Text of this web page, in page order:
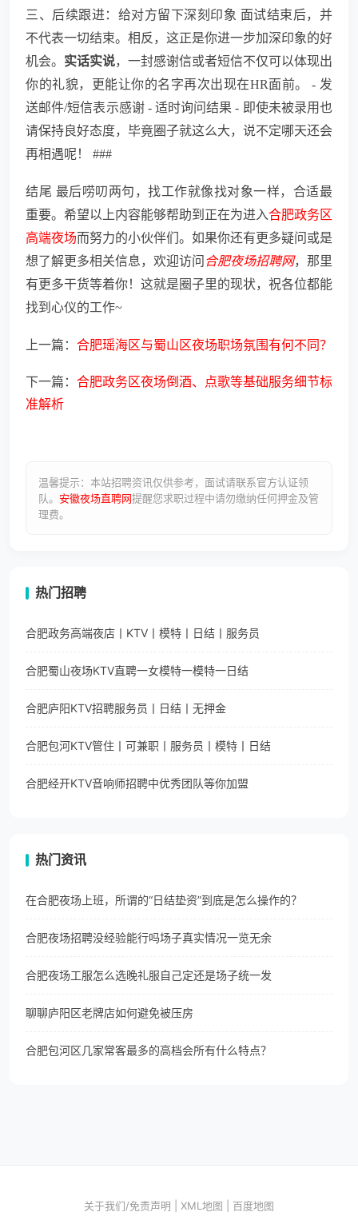
三、后续跟进：给对方留下深刻印象 面试结束后，并
不代表一切结束。相反，这正是你进一步加深印象的好
机会。 实话实说，一封感谢信或者短信不仅可以体现出
你的礼貌，更能让你的名字再次出现在HR面前。 - 发
送邮件/短信表示感谢 - 适时询问结果 - 即使未被录用也
请保持良好态度，毕竟圈子就这么大，说不定哪天还会
再相遇呢！ ###
结尾 最后唠叨两句，找工作就像找对象一样，合适最
重要。希望以上内容能够帮助到正在为进入合肥政务区
高端夜场而努力的小伙伴们。如果你还有更多疑问或是
想了解更多相关信息，欢迎访问 合肥夜场招聘网，那里
有更多干货等着你！这就是圈子里的现状，祝各位都能
找到心仪的工作~
上一篇： 合肥瑶海区与蜀山区夜场职场氛围有何不同？
下一篇： 合肥政务区夜场倒酒、点歌等基础服务细节标
准解析
温馨提示：本站招聘资讯仅供参考，面试请联系官方认证领
队。 安徽夜场直聘网提醒您求职过程中请勿缴纳任何押金及管
理费。
热门招聘
合肥政务高端夜店丨KTV丨模特丨日结丨服务员
合肥蜀山夜场KTV直聘一女模特一模特一日结
合肥庐阳KTV招聘服务员丨日结丨无押金
合肥包河KTV管住丨可兼职丨服务员丨模特丨日结
合肥经开KTV音响师招聘中优秀团队等你加盟
热门资讯
在合肥夜场上班，所谓的“日结垫资”到底是怎么操作的？
合肥夜场招聘没经验能行吗场子真实情况一览无余
合肥夜场工服怎么选晚礼服自己定还是场子统一发
聊聊庐阳区老牌店如何避免被压房
合肥包河区几家常客最多的高档会所有什么特点？
关于我们/免责声明 XML地图 百度地图